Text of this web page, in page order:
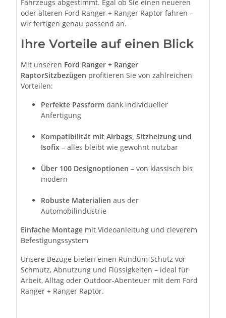
Fahrzeugs abgestimmt. Egal ob Sie einen neueren
oder älteren Ford Ranger + Ranger Raptor fahren –
wir fertigen genau passend an.
Ihre Vorteile auf einen Blick
Mit unseren Ford Ranger + Ranger
RaptorSitzbezügen profitieren Sie von zahlreichen
Vorteilen:
Perfekte Passform dank individueller
Anfertigung
Kompatibilität mit Airbags, Sitzheizung und
Isofix – alles bleibt wie gewohnt nutzbar
Über 100 Designoptionen – von klassisch bis
modern
Robuste Materialien aus der
Automobilindustrie
Einfache Montage mit Videoanleitung und cleverem
Befestigungssystem
Unsere Bezüge bieten einen Rundum-Schutz vor
Schmutz, Abnutzung und Flüssigkeiten – ideal für
Arbeit, Alltag oder Outdoor-Abenteuer mit dem Ford
Ranger + Ranger Raptor.